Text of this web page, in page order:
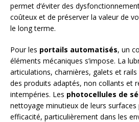
permet d’éviter des
coûteux et de préserver la valeur de
le long terme.
Pour les portails automatisés, un
éléments mécaniques s’impose. La
articulations, charnières, galets et
des produits adaptés, non collants et
intempéries. Les photocellules de
nettoyage minutieux de leurs
efficacité, particulièrement dans les